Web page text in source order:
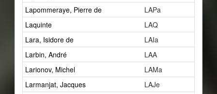
Lapommeraye, Pierre de
LAPa
Laquinte
LAQ
Lara, Isidore de
LAIa
Larbin, André
LAA
Larionov, Michel
LAMa
Larmanjat, Jacques
LAJe